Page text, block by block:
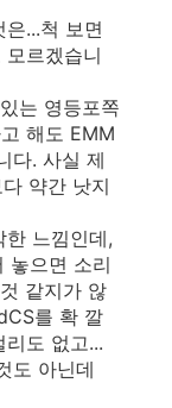
...척 보면
르겠습니
는 영등포쪽
해도 EMM
다. 사실 제
약간 낫지
느낌인데,
놓으면 소리
같지가 않
를 확 깔
도 없고...
도 아닌데